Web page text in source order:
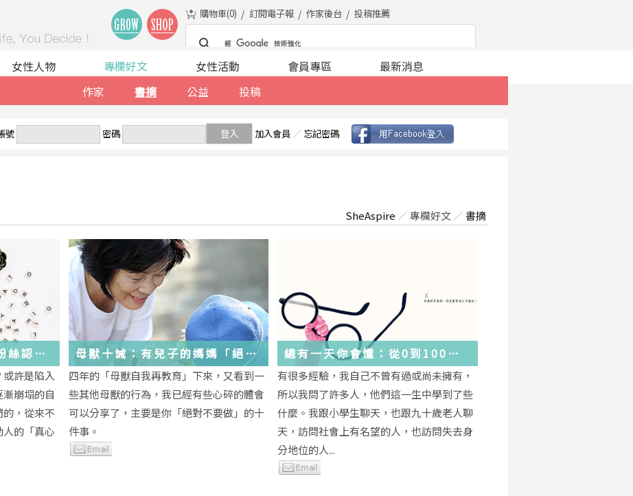
購物車(0) 訂閱電子報 作家後台 投稿推薦
女性人物
專欄好文
作家
書摘 公益 投稿
女性活動 會員專區 最新消息
號 密碼 登入 加入會員 ／ 忘記密碼
SheAspire ／專欄好文 ／書摘
絲認
金美敬
送炭！
許是陷入
崩塌的自
，從來不
的「真心
母獸十誡：有兒子的媽媽「絕對
不要做」的十件事
四年的「母獸自我再教育」下來，又看到一
些其他母獸的行為，我已經有些心碎的體會
可以分享了，主要是你「絕對不要做」的十
件事。
總有一天你會懂：從0到100
歲，該學會的人生大事，都在這
些生活的小事裡了
有很多經驗，我自己不曾有過或尚未擁有，
所以我問了許多人，他們這一生中學到了些
什麼。我跟小學生聊天，也跟九十歲老人聊
天，訪問社會上有名望的人，也訪問失去身
分地位的人...